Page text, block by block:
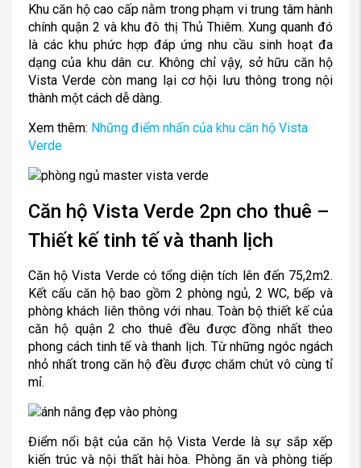
Khu căn hộ cao cấp nằm trong phạm vi trung tâm hành
chính quận 2 và khu đô thị Thủ Thiêm. Xung quanh đó
là các khu phức hợp đáp ứng nhu cầu sinh hoạt đa
dạng của khu dân cư. Không chỉ vậy, sở hữu căn hộ
Vista Verde còn mang lại cơ hội lưu thông trong nội
thành một cách dễ dàng.
Xem thêm: Những điểm nhấn của khu căn hộ Vista
Verde
Căn hộ Vista Verde 2pn cho thuê –
Thiết kế tinh tế và thanh lịch
Căn hộ Vista Verde có tổng diện tích lên đến 75,2m2.
Kết cấu căn hộ bao gồm 2 phòng ngủ, 2 WC, bếp và
phòng khách liên thông với nhau. Toàn bộ thiết kế của
căn hộ quận 2 cho thuê đều được đồng nhất theo
phong cách tinh tế và thanh lịch. Từ những ngóc ngách
nhỏ nhất trong căn hộ đều được chăm chút vô cùng tỉ
mỉ.
Điểm nổi bật của căn hộ Vista Verde là sự sắp xếp
kiến trúc và nội thất hài hòa. Phòng ăn và phòng tiếp